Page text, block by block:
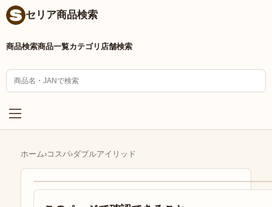
セリア商品検索
商品検索商品一覧カテゴリ 店舗検索
ホーム›コスパ›ダブルアイリッド